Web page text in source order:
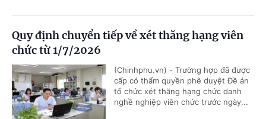
Quy định chuyển tiếp về xét thăng hạng viên
chức từ 1/7/2026
(Chinhphu.vn) - Trường hợp đã được
cấp có thẩm quyền phê duyệt Đề án
tổ chức xét thăng hạng chức danh
nghề nghiệp viên chức trước ngày...